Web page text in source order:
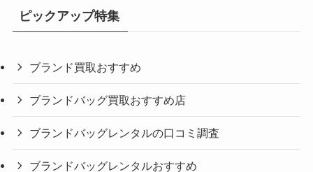
ピックアップ特集
ブランド買取おすすめ
ブランドバッグ買取おすすめ店
ブランドバッグレンタルの口コミ調査
ブランドバッグレンタルおすすめ